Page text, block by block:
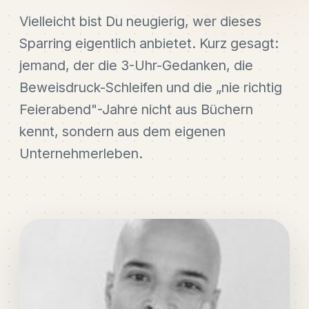
Vielleicht bist Du neugierig, wer dieses
Sparring eigentlich anbietet. Kurz gesagt:
jemand, der die 3-Uhr-Gedanken, die
Beweisdruck-Schleifen und die „nie richtig
Feierabend"-Jahre nicht aus Büchern
kennt, sondern aus dem eigenen
Unternehmerleben.